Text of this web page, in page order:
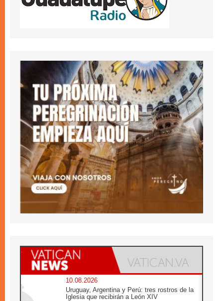
10.08.2026
Uruguay, Argentina y Perú: tres rostros de la
Iglesia que recibirán a León XIV